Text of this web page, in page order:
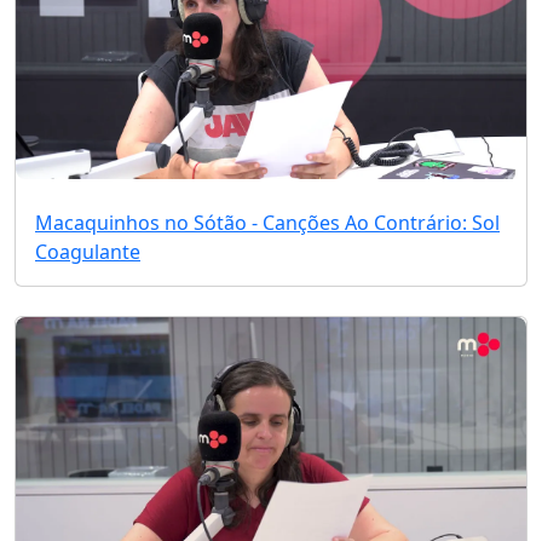
Macaquinhos no Sótão - Canções Ao Contrário: Sol
Coagulante